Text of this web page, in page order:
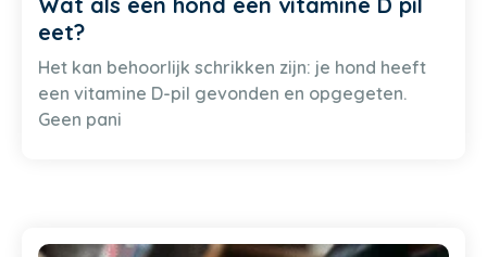
eet?
Het kan behoorlijk schrikken zijn: je hond heeft
een vitamine D-pil gevonden en opgegeten.
Geen pani